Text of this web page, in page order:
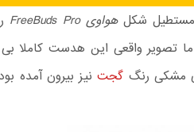
مستطیل شکلهواوی FreeBuds Pro
تصویر واقعی این هدست کاملا
مشکی رنگ گجتنیز بیرون آمده